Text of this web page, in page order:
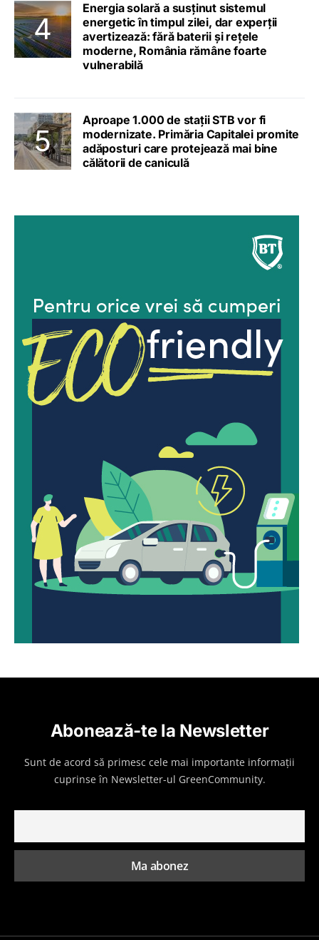
Energia solară a susținut sistemul
energetic în timpul zilei, dar experții
avertizează: fără baterii și rețele
moderne, România rămâne foarte
vulnerabilă
Aproape 1.000 de stații STB vor fi
modernizate. Primăria Capitalei promite
adăposturi care protejează mai bine
călătorii de caniculă
Abonează-te la Newsletter
Sunt de acord să primesc cele mai importante informații
cuprinse în Newsletter-ul GreenCommunity.